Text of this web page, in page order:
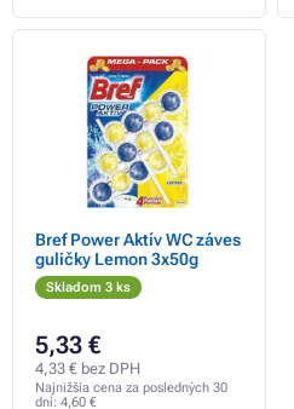
Bref Power Aktív WC záves
guličky Lemon 3x50g
Skladom 3 ks
5,33 €
4,33 € bez DPH
Najnižšia cena za posledných 30
dní: 4,60 €